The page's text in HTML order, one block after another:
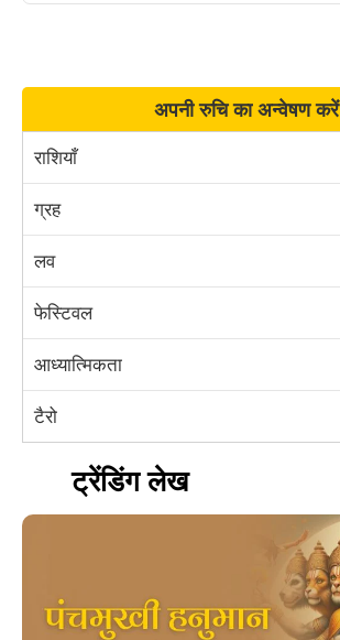
अपनी रुचि का अन्वेषण करें
राशियाँ
ग्रह
लव
फेस्टिवल
आध्यात्मिकता
टैरो
हस्तरेखा शास्त्र
बॉलीवुड
खेल
ट्रेंडिंग लेख